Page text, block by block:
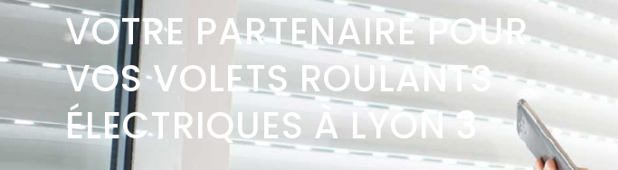
VOTRE PARTENAIRE POUR
VOS VOLETS ROULANTS
ÉLECTRIQUES À LYON 3